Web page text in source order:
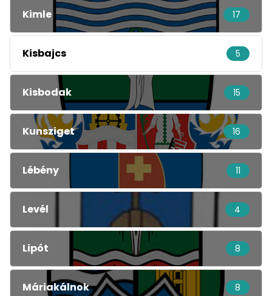
Kimle 17
Kisbajcs 5
Kisbodak 15
Kunsziget 16
Lébény 11
Levél 4
Lipót 8
Máriakálnok 8